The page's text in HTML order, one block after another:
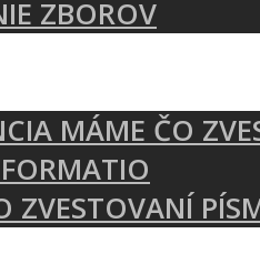
ZBOROV
MÁME ČO
ZVESTOVANÍ